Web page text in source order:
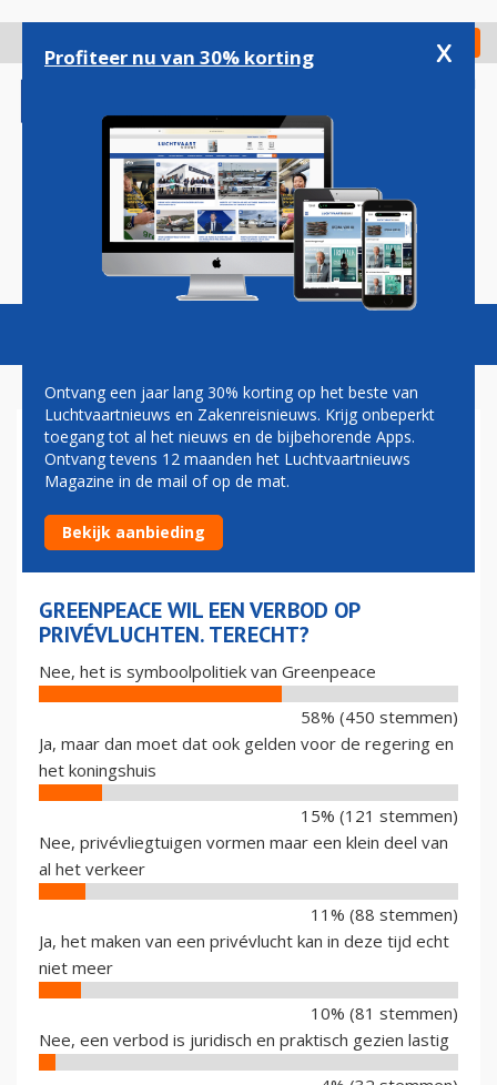
gaan
Check in
Magazine Podcasts Vacatures
GREENPEACE WIL EEN
VERBOD OP PRIVÉVLUCHTEN.
TERECHT?
GREENPEACE WIL EEN VERBOD OP
PRIVÉVLUCHTEN. TERECHT?
Nee, het is symboolpolitiek van Greenpeace
58% (450 stemmen)
Ja, maar dan moet dat ook gelden voor de regering en
het koningshuis
15% (121 stemmen)
Nee, privévliegtuigen vormen maar een klein deel van
al het verkeer
11% (88 stemmen)
Ja, het maken van een privévlucht kan in deze tijd echt
niet meer
10% (81 stemmen)
Nee, een verbod is juridisch en praktisch gezien lastig
Profiteer nu van 30% korting x
Ontvang een jaar lang 30% korting op het beste van
Luchtvaartnieuws en Zakenreisnieuws. Krijg onbeperkt
toegang tot al het nieuws en de bijbehorende Apps.
Ontvang tevens 12 maanden het Luchtvaartnieuws
Magazine in de mail of op de mat.
Bekijk aanbieding